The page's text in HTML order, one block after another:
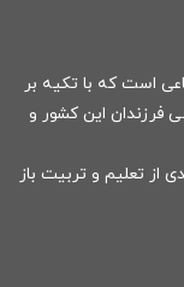
است که با تکیه بر
فرزندان این کشور و
تعلیم و تربیت باز